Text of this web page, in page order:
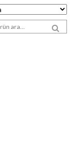
sonuçları: